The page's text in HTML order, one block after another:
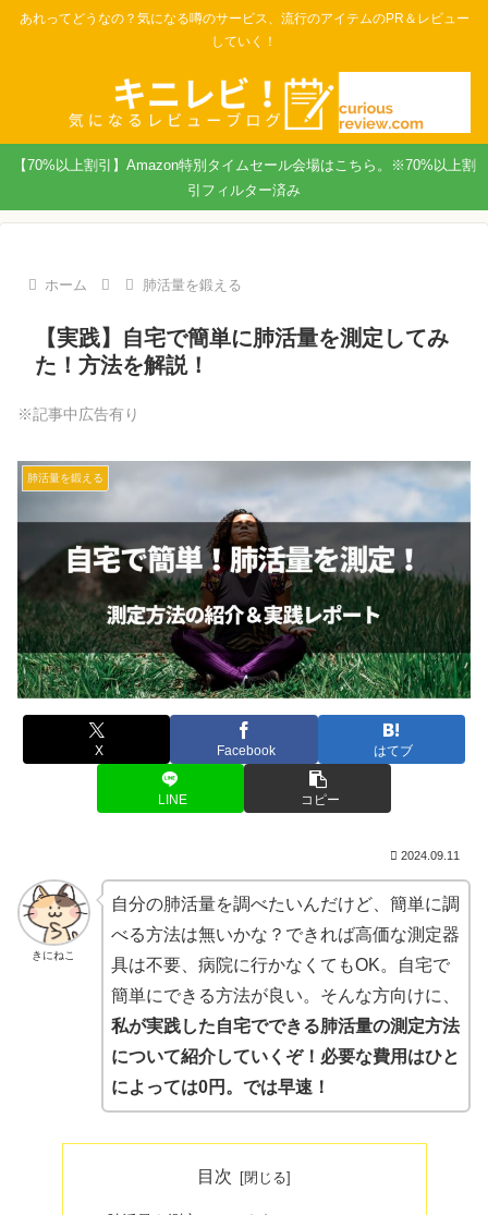
あれってどうなの？気になる噂のサービス、流行のアイテムのPR＆レビュー
していく！
【70%以上割引】Amazon特別タイムセール会場はこちら。※70%以上割
引フィルター済み
ホーム 肺活量を鍛える
【実践】自宅で簡単に肺活量を測定してみ
た！方法を解説！
※記事中広告有り
肺活量を鍛える
X Facebook はてブ
LINE コピー
2024.09.11
きにねこ
自分の肺活量を調べたいんだけど、簡単に調
べる方法は無いかな？できれば高価な測定器
具は不要、病院に行かなくてもOK。自宅で
簡単にできる方法が良い。そんな方向けに、
私が実践した自宅でできる肺活量の測定方法
について紹介していくぞ！必要な費用はひと
によっては0円。では早速！
目次